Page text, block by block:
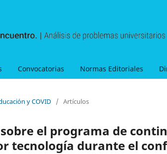
Convocatorias Normas Editoriales
y COVID / Artículos
el programa de
tecnología durante el